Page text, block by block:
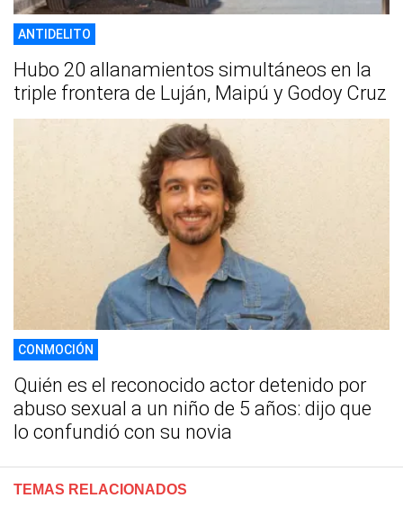
ANTIDELITO
Hubo 20 allanamientos simultáneos en la
triple frontera de Luján, Maipú y Godoy Cruz
CONMOCIÓN
Quién es el reconocido actor detenido por
abuso sexual a un niño de 5 años: dijo que
lo confundió con su novia
TEMAS RELACIONADOS